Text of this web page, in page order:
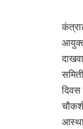
दिवस